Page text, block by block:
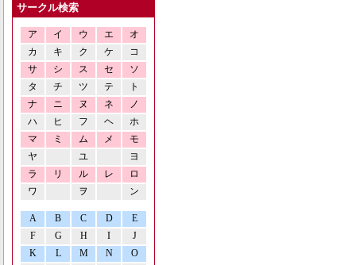
サークル検索
ア イ ウ エ
オ
カ
キ ク ケ
コ
サ
シ ス セ
ソ
タ
チ ツ テ
ト
ナ
ニ ヌ ネ
ノ
ハ
ヒ フ ヘ
ホ
マ
ミ ム メ
モ
ヤ
ユ
ヨ
ラ
リ ル レ
ロ
ワ
ヲ ン
A B C D
E
F
G H I
J
K
L M N O